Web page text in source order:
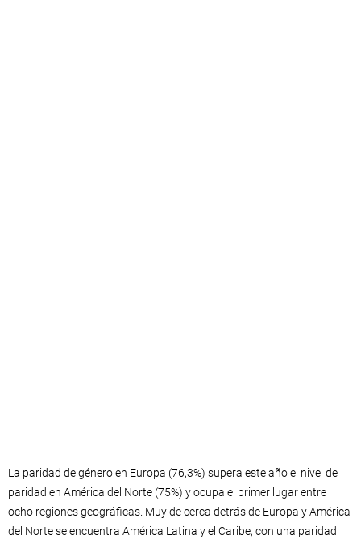
La paridad de género en Europa (76,3%) supera este año el nivel de
paridad en América del Norte (75%) y ocupa el primer lugar entre
ocho regiones geográficas. Muy de cerca detrás de Europa y América
del Norte se encuentra América Latina y el Caribe, con una paridad